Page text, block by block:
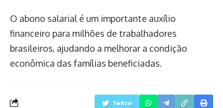
O abono salarial é um importante auxílio
financeiro para milhões de trabalhadores
brasileiros, ajudando a melhorar a condição
econômica das famílias beneficiadas.
Twitter